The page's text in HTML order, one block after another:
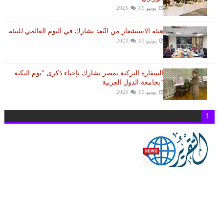
يونيو 09, 2023
هيئة الاستشعار من البُعد تشارك في اليوم العالمي للبيئة
يونيو 09, 2023
السفارة التركية بمصر تشارك بإحياء ذكرى "يوم النكبة
"بجامعة الدول العربية
يونيو 09, 2023
1